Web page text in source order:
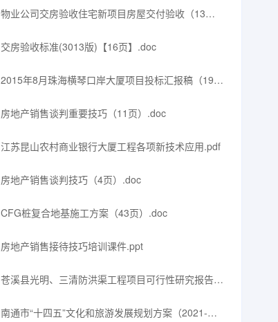
方案项目建议书（55页）.pdf
物业公司交房验收住宅新项目房屋交付验收（13
页）.doc
交房验收标准(3013版)【16页】.doc
2015年8月珠海横琴口岸大厦项目投标汇报稿（190
页）.pdf
房地产销售谈判重要技巧（11页）.doc
江苏昆山农村商业银行大厦工程各项新技术应用.pdf
房地产销售谈判技巧（4页）.doc
CFG桩复合地基施工方案（43页）.doc
房地产销售接待技巧培训课件.ppt
苍溪县光明、三清防洪渠工程项目可行性研究报告
（56页）.doc
南通市“十四五”文化和旅游发展规划方案（2021-